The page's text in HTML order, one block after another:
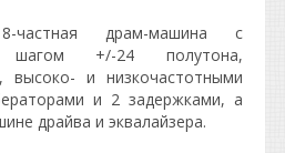
частная драм-машина с
шагом +/-24 полутона,
высоко- и низкочастотными
и 2 задержками, а
драйва и эквалайзера.